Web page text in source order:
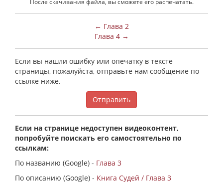
← Глава 2
Глава 4 →
Если вы нашли ошибку или опечатку в тексте
страницы, пожалуйста, отправьте нам сообщение по
ссылке ниже.
Отправить
Если на странице недоступен видеоконтент,
попробуйте поискать его самостоятельно по
ссылкам:
По названию (Google) - Глава 3
По описанию (Google) - Книга Судей / Глава 3